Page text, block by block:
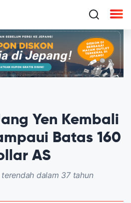
Yen Kembali
Batas 160
AS
dalam 37 tahun